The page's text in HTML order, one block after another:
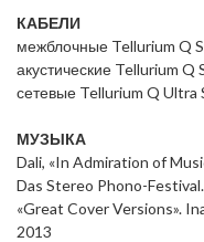
КАБЕЛИ
межблочные Tellurium Q
акустические Tellurium Q
сетевые Tellurium Q Ultra
МУЗЫКА
Dali, «In Admiration of
Das Stereo Phono-
«Great Cover Versions».
2013